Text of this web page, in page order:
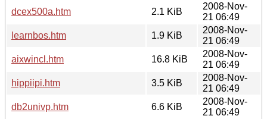
dcex500a.htm
2.1 KiB
2008-Nov-
21 06:49
learnbos.htm
1.9 KiB
2008-Nov-
21 06:49
aixwincl.htm
16.8 KiB
2008-Nov-
21 06:49
hippiipi.htm
3.5 KiB
2008-Nov-
21 06:49
db2univp.htm
6.6 KiB
2008-Nov-
21 06:49